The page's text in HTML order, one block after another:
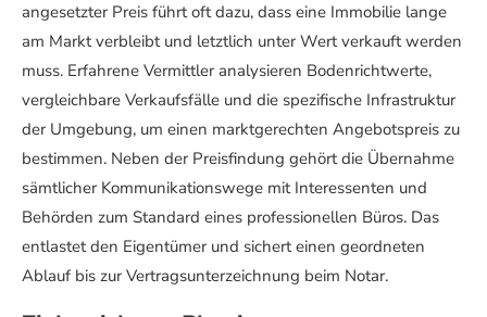
angesetzter Preis führt oft dazu, dass eine Immobilie lange
am Markt verbleibt und letztlich unter Wert verkauft werden
muss. Erfahrene Vermittler analysieren Bodenrichtwerte,
vergleichbare Verkaufsfälle und die spezifische Infrastruktur
der Umgebung, um einen marktgerechten Angebotspreis zu
bestimmen. Neben der Preisfindung gehört die Übernahme
sämtlicher Kommunikationswege mit Interessenten und
Behörden zum Standard eines professionellen Büros. Das
entlastet den Eigentümer und sichert einen geordneten
Ablauf bis zur Vertragsunterzeichnung beim Notar.